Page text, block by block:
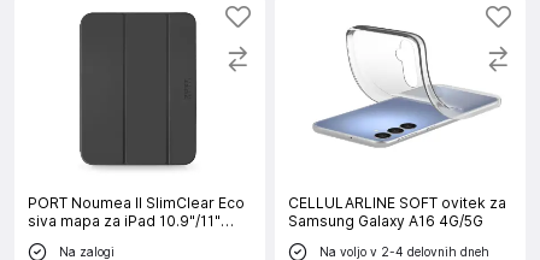
PORT Noumea II SlimClear Eco
siva mapa za iPad 10.9"/11"
(GEN 10/11)
Na zalogi
CELLULARLINE SOFT ovitek za
Samsung Galaxy A16 4G/5G
Na voljo v 2-4 delovnih dneh